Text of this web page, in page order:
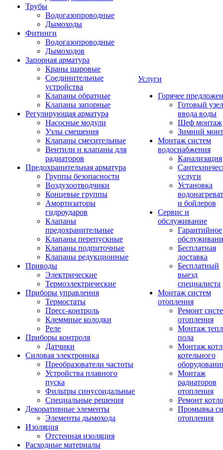
Трубы
Водогазопроводные
Дымоходы
Фитинги
Водогазопроводные
Дымоходов
Запорная арматура
Краны шаровые
Соединительные
устройства
Клапаны обратные
Клапаны запорные
Регулирующая арматура
Насосные модули
Узлы смешения
Клапаны смесительные
Вентили и клапаны для
радиаторов
Предохранительная арматура
Группы безопасности
Воздухоотводчики
Концевые группы
Амортизаторы
гидроударов
Клапаны
предохранительные
Клапаны перепускные
Клапаны подпиточные
Клапаны редукционные
Приводы
Электрические
Термоэлектрические
Приборы управления
Термостаты
Пресс-контроль
Клеммные колодки
Реле
Приборы контроля
Датчики
Силовая электроника
Преобразователи частоты
Устройства плавного
пуска
Фильтры синусоидальные
Специальные решения
Декоративные элементы
Элементы дымохода
Изоляция
Отстенная изоляция
Расходные материалы
Услуги
Горячее
Готовый узел
ввода воды
Шеф монтаж
Зимний
Монтаж систем
водоснабжения
Канализация
услуги
Установка
и бойлеров
Сервис и
обслуживание
Гарантийное
Бесплатная
доставка
Бесплатный
выезд
специалиста
Монтаж систем
отопления
Ремонт
отопления
Монтаж
пола
Монтаж
котельного
Монтаж
радиаторов
отопления
Ремонт
Промывка
отопления